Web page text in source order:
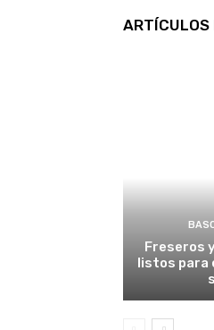
ARTÍCULOS
Freseros
listos para